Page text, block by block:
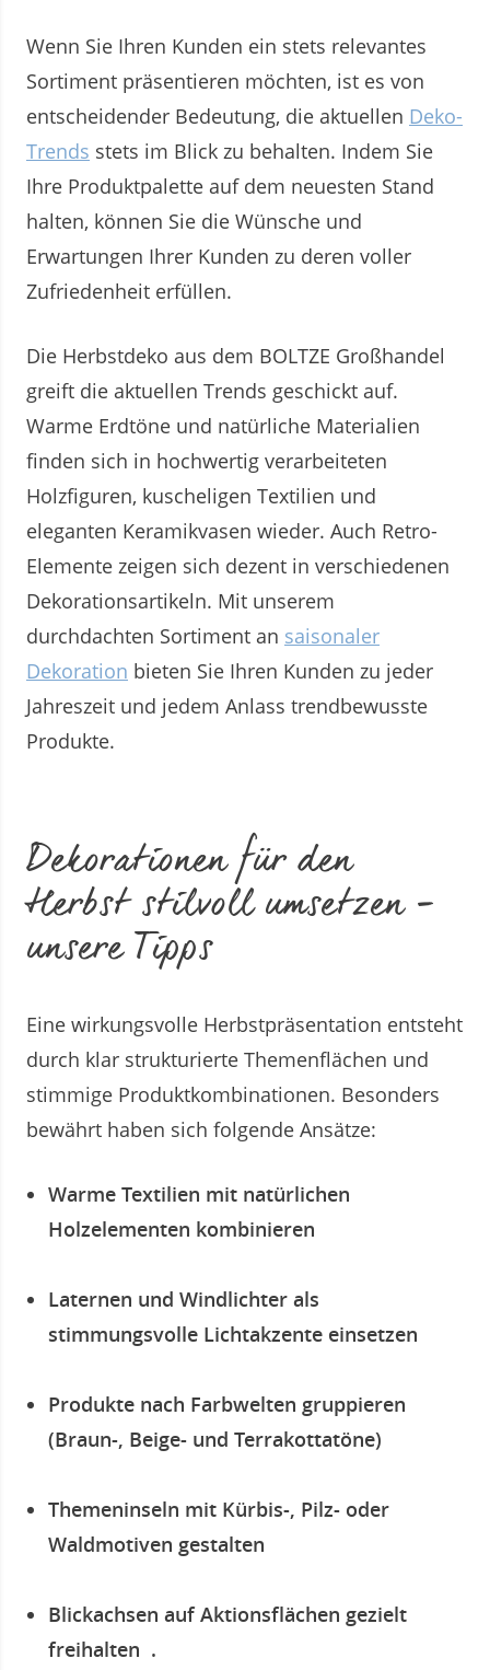
Wenn Sie Ihren Kunden ein stets relevantes
Sortiment präsentieren möchten, ist es von
entscheidender Bedeutung, die aktuellen Deko-
Trends stets im Blick zu behalten. Indem Sie
Ihre Produktpalette auf dem neuesten Stand
halten, können Sie die Wünsche und
Erwartungen Ihrer Kunden zu deren voller
Zufriedenheit erfüllen.
Die Herbstdeko aus dem BOLTZE Großhandel
greift die aktuellen Trends geschickt auf.
Warme Erdtöne und natürliche Materialien
finden sich in hochwertig verarbeiteten
Holzfiguren, kuscheligen Textilien und
eleganten Keramikvasen wieder. Auch Retro-
Elemente zeigen sich dezent in verschiedenen
Dekorationsartikeln. Mit unserem
durchdachten Sortiment an saisonaler
Dekoration bieten Sie Ihren Kunden zu jeder
Jahreszeit und jedem Anlass trendbewusste
Produkte.
Dekorationen für den
Herbst stilvoll umsetzen –
unsere Tipps
Eine wirkungsvolle Herbstpräsentation entsteht
durch klar strukturierte Themenflächen und
stimmige Produktkombinationen. Besonders
bewährt haben sich folgende Ansätze:
Warme Textilien mit natürlichen
Holzelementen kombinieren
Laternen und Windlichter als
stimmungsvolle Lichtakzente einsetzen
Produkte nach Farbwelten gruppieren
(Braun-, Beige- und Terrakottatöne)
Themeninseln mit Kürbis-, Pilz- oder
Waldmotiven gestalten
Blickachsen auf Aktionsflächen gezielt
freihalten .